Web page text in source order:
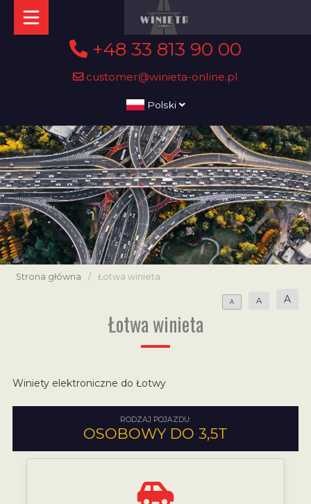
+48 33 813 90 00
customer@winieta-online.pl
Polski
Strona główna / Łotwa winieta
A A A
Łotwa winieta
Winiety elektroniczne do Łotwy
RODZAJ POJAZDU:
OSOBOWY DO 3,5T